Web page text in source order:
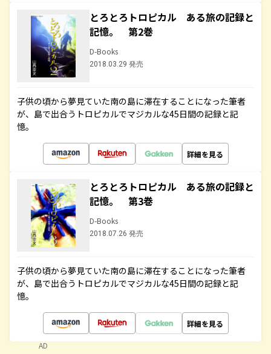
とろとろトロピカル ある旅の記録と
記憶。 第2巻
D-Books
2018.03.29 発売
子供の頃から夢見ていた南の島に滞在することになった筆者
が、島で出合うトロピカルでマジカルな45日間の記録と記
憶。
詳細を見る
とろとろトロピカル ある旅の記録と
記憶。 第3巻
D-Books
2018.07.26 発売
子供の頃から夢見ていた南の島に滞在することになった筆者
が、島で出合うトロピカルでマジカルな45日間の記録と記
憶。
詳細を見る
AD